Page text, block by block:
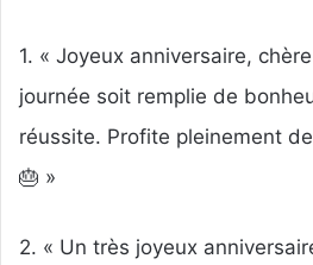
1. « Joyeux anniversaire,
journée soit remplie de
réussite. Profite pleinement
🎂 »
2. « Un très joyeux